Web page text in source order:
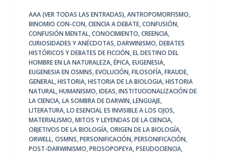
AAA (VER TODAS LAS ENTRADAS),ANTROPOMORFISMO,
BINOMIO CON-CON,CIENCIA A DEBATE,CONFUSIÓN,
CONFUSIÓN MENTAL,CONOCIMIENTO,CREENCIA,
CURIOSIDADES Y ANÉCDOTAS,DARWINISMO,DEBATES
HISTÓRICOS Y DEBATES DE FICCIÓN,EL DESTINO DEL
HOMBRE EN LA NATURALEZA,ÉPICA,EUGENESIA,
EUGENESIA EN OSMNS,EVOLUCIÓN,FILOSOFÍA,FRAUDE,
GENERAL,HISTORIA,HISTORIA DE LA BIOLOGIA,HISTORIA
NATURAL,HUMANISMO,IDEAS,INSTITUCIONALIZACIÓN DE
LA CIENCIA,LA SOMBRA DE DARWIN,LENGUAJE,
LITERATURA,LO ESENCIAL ES INVISIBLE A LOS OJOS,
MATERIALISMO,MITOS Y LEYENDAS DE LA CIENCIA,
OBJETIVOS DE LA BIOLOGÍA,ORIGEN DE LA BIOLOGÍA,
ORWELL,OSMNS,PERSONIFICACIÓN,PERSONIFICACIÓN,
POST-DARWINISMO,PROSOPOPEYA,PSEUDOCIENCIA,